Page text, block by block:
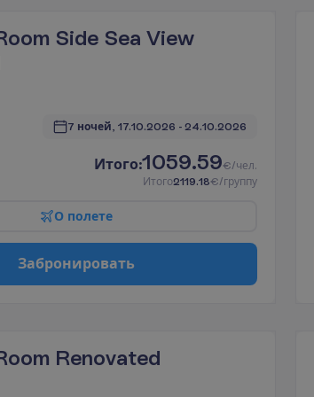
Side Sea View
7 ночей, 17.10.2026 - 24.10.2026
Итого:1059.59€/чел.
Итого2119.18€/группу
О полете
Забронировать
Renovated